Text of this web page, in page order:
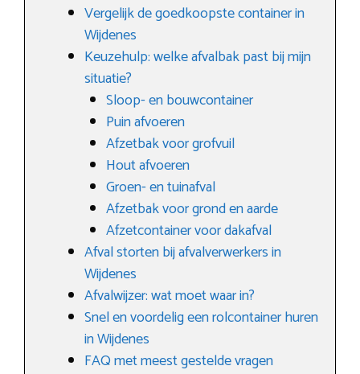
Vergelijk de goedkoopste container in
Wijdenes
Keuzehulp: welke afvalbak past bij mijn
situatie?
Sloop- en bouwcontainer
Puin afvoeren
Afzetbak voor grofvuil
Hout afvoeren
Groen- en tuinafval
Afzetbak voor grond en aarde
Afzetcontainer voor dakafval
Afval storten bij afvalverwerkers in
Wijdenes
Afvalwijzer: wat moet waar in?
Snel en voordelig een rolcontainer huren
in Wijdenes
FAQ met meest gestelde vragen